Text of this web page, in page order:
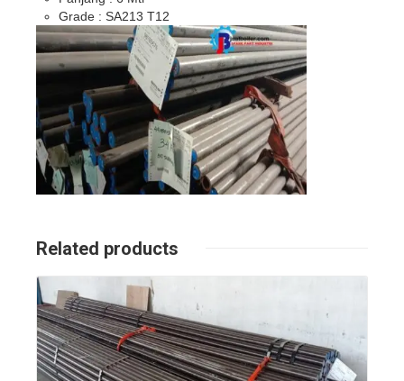
Grade : SA213 T12
Related products
Details